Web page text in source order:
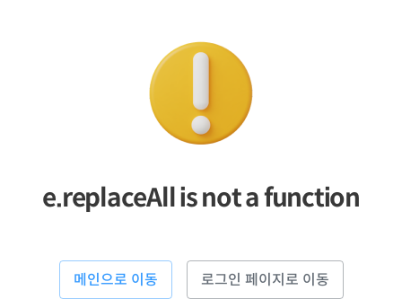
e.replaceAll is not a function
메인으로 이동 로그인 페이지로 이동